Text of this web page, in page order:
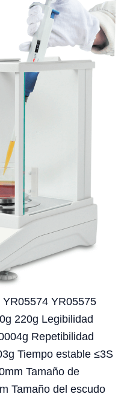
YR05575
220g Legibilidad
Repetibilidad
Tiempo estable ≤3S
Tamaño de
Tamaño del escudo